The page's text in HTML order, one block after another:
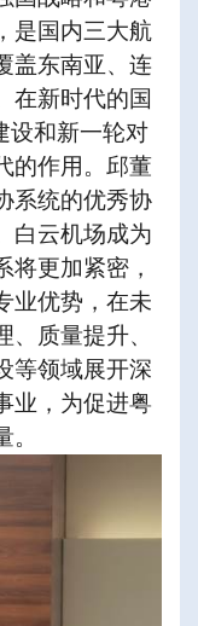
是国内三大航
盖东南亚、连
在新时代的国
设和新一轮对
的作用。邱董
系统的优秀协
白云机场成为
将更加紧密，
业优势，在未
质量提升、
等领域展开深
业，为促进粤